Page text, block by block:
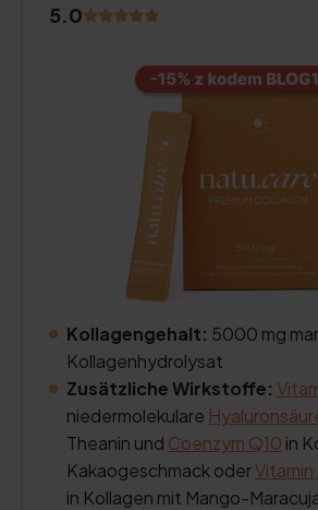
5.0
Kollagengehalt: 5000 mg
Kollagenhydrolysat
Zusätzliche Wirkstoffe:
niedermolekulare
Theanin und Coenzym Q10 in
Kakaogeschmack oderVitamin
in Kollagen mit Mango-